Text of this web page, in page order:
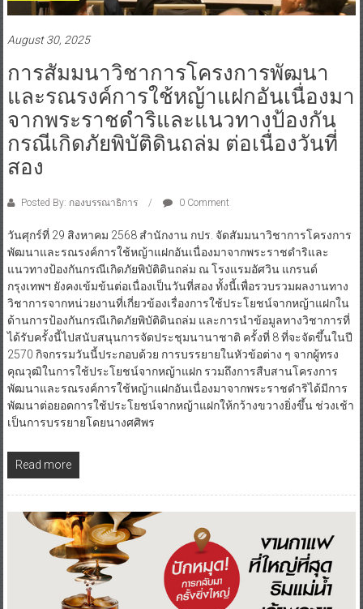
August 30, 2025
การสัมมนาวิชาการโครงการพัฒนา
และรณรงค์การใช้หญ้าแฝกอันเนื่องมา
จากพระราชดำริและแนวทางป้องกัน
กรณีเกิดภัยพิบัติดินถล่ม ต่อเนื่องวันที่
สอง
Posted By: กองบรรณาธิการ 0 Comment
วันศุกร์ที่ 29 สิงหาคม 2568 สำนักงาน กปร. จัดสัมมนาวิชาการโครงการ
พัฒนาและรณรงค์การใช้หญ้าแฝกอันเนื่องมาจากพระราชดำริและ
แนวทางป้องกันกรณีเกิดภัยพิบัติดินถล่ม ณ โรงแรมอัศวิน แกรนด์
กรุงเทพฯ ยังคงเข้มข้นต่อเนื่องเป็นวันที่สอง ทั้งนี้เพื่อรวบรวมผลงานทาง
วิชาการจากหน่วยงานที่เกี่ยวข้องเรื่องการใช้ประโยชน์จากหญ้าแฝกใน
ด้านการป้องกันกรณีเกิดภัยพิบัติดินถล่ม และการนำข้อมูลทางวิชาการที่
ได้รับครั้งนี้ไปสนับสนุนการจัดประชุมนานาชาติ ครั้งที่ 8 ที่จะจัดขึ้นในปี
2570 กิจกรรมวันนี้ประกอบด้วย การบรรยายในหัวข้อต่าง ๆ จากผู้ทรง
คุณวุฒิในการใช้ประโยชน์จากหญ้าแฝก รวมถึงการสืบสานโครงการ
พัฒนาและรณรงค์การใช้หญ้าแฝกอันเนื่องมาจากพระราชดำริได้มีการ
พัฒนาต่อยอดการใช้ประโยชน์จากหญ้าแฝกให้กว้างขวางยิ่งขึ้น ช่วงเช้า
เป็นการบรรยายโดยนางศศิพร
Read more